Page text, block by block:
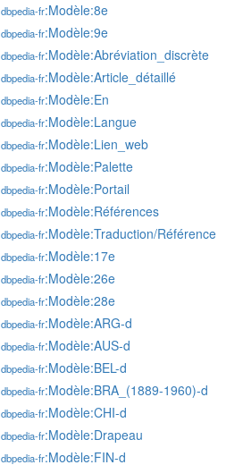
dbpedia-fr:Modèle:8e
dbpedia-fr:Modèle:9e
dbpedia-fr:Modèle:Abréviation_discrète
dbpedia-fr:Modèle:Article_détaillé
dbpedia-fr:Modèle:En
dbpedia-fr:Modèle:Langue
dbpedia-fr:Modèle:Lien_web
dbpedia-fr:Modèle:Palette
dbpedia-fr:Modèle:Portail
dbpedia-fr:Modèle:Références
dbpedia-fr:Modèle:Traduction/Référence
dbpedia-fr:Modèle:17e
dbpedia-fr:Modèle:26e
dbpedia-fr:Modèle:28e
dbpedia-fr:Modèle:ARG-d
dbpedia-fr:Modèle:AUS-d
dbpedia-fr:Modèle:BEL-d
dbpedia-fr:Modèle:BRA_(1889-1960)-d
dbpedia-fr:Modèle:CHI-d
dbpedia-fr:Modèle:Drapeau
dbpedia-fr:Modèle:FIN-d